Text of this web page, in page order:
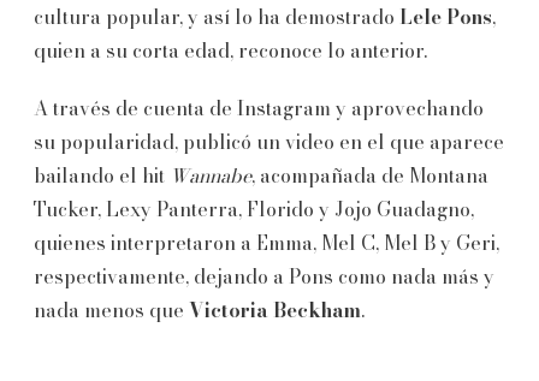
cultura popular, y así lo ha demostrado Lele Pons,
quien a su corta edad, reconoce lo anterior.
A través de cuenta de Instagram y aprovechando
su popularidad, publicó un video en el que aparece
bailando el hit Wannabe, acompañada de Montana
Tucker, Lexy Panterra, Florido y Jojo Guadagno,
quienes interpretaron a Emma, Mel C, Mel B y Geri,
respectivamente, dejando a Pons como nada más y
nada menos que Victoria Beckham.